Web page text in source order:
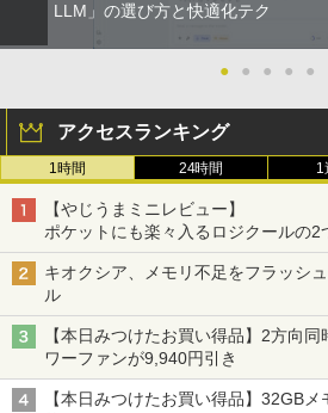
LLM」の選び方と快適化テク
● ● ● ● ●
アクセスランキング
1時間 24時間 1
【やじうまミニレビュー】
ポケットにも楽々入るロジクールの2
Fold」。その気になるギミックとは
キオクシア、メモリ不足をフラッシ
ル
【本日みつけたお買い得品】2方向
ワーファンが9,940円引き
【本日みつけたお買い得品】32GB